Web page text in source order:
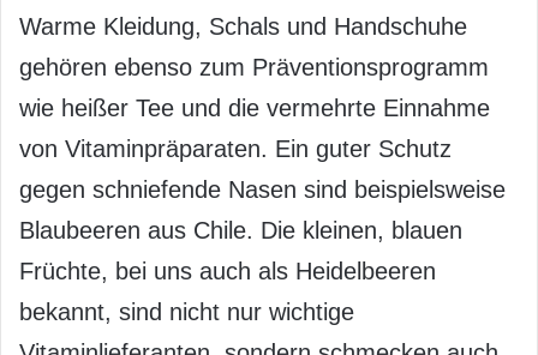
Warme Kleidung, Schals und Handschuhe
gehören ebenso zum Präventionsprogramm
wie heißer Tee und die vermehrte Einnahme
von Vitaminpräparaten. Ein guter Schutz
gegen schniefende Nasen sind beispielsweise
Blaubeeren aus Chile. Die kleinen, blauen
Früchte, bei uns auch als Heidelbeeren
bekannt, sind nicht nur wichtige